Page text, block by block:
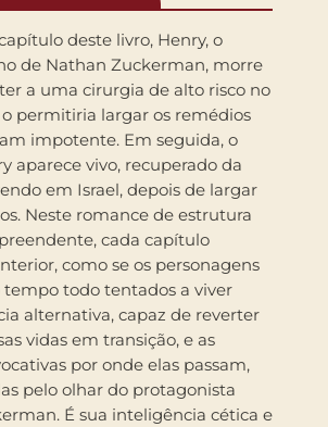
deste livro, Henry, o
de Nathan Zuckerman, morre
a uma cirurgia de alto risco no
o permitiria largar os remédios
impotente. Em seguida, o
aparece vivo, recuperado da
em Israel, depois de largar
Neste romance de estrutura
cada capítulo
como se os personagens
tempo todo tentados a viver
alternativa, capaz de reverter
vidas em transição, e as
por onde elas passam,
pelo olhar do protagonista
É sua inteligência cética e